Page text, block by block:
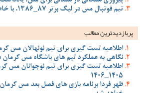
تیم فوتبال مس در لیگ برتر 87_1386، با خاطرات مس
پربازدیدترین‌ مطالب
اطلاعیه تست گیری برای تیم نونهالان مس کرمان در
نگاهی به عملکرد تیم های باشگاه مس
اطلاعیه تست گیری برای تیم نوجوانان مس
1405_1406
ظهر فردا برنامه بازی های فصل بعد مس